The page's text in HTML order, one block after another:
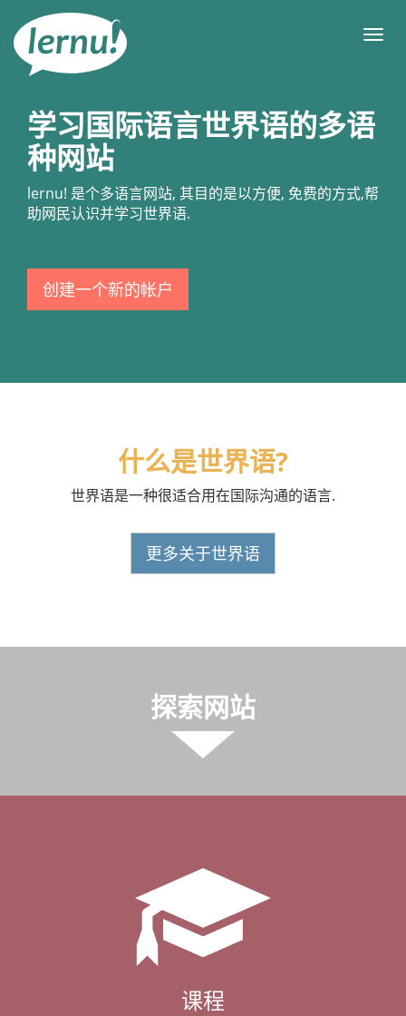
目
学习国际语言世界语的多语
种网站
lernu! 是个多语言网站, 其目的是以方便, 免费的方式,帮
助网民认识并学习世界语.
创建一个新的帐户
什么是世界语?
世界语是一种很适合用在国际沟通的语言.
更多关于世界语
探索网站
课程